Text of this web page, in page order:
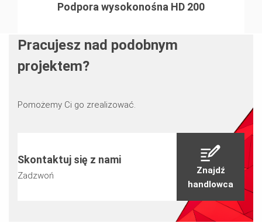
Podpora wysokonośna HD 200
Pracujesz nad podobnym
projektem?
Pomożemy Ci go zrealizować.
Skontaktuj się z nami
Zadzwoń
Znajdź
handlowca